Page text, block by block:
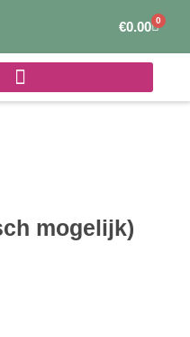
€0.00 0
mogelijk)